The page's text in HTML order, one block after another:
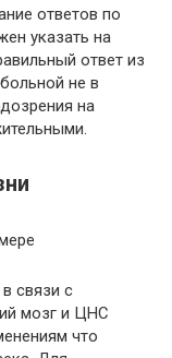
ответов по
указать на
ответ из
не в
на
связи с
мозг и ЦНС
что